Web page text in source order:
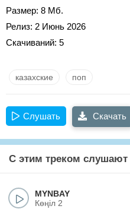
Размер: 8 Мб.
Релиз: 2 Июнь 2026
Скачиваний: 5
казахские поп
Слушать Скачать
С этим треком слушают
MYNBAY
Көңіл 2